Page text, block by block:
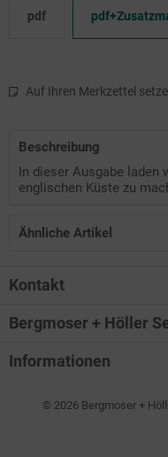
pdf
Auf Ihren Merkzettel
Beschreibung
In dieser Ausgabe laden
englischen Küste zu
Ähnliche Artikel
Kontakt
Bergmoser + Höller
Informationen
© 2026 Bergmoser +